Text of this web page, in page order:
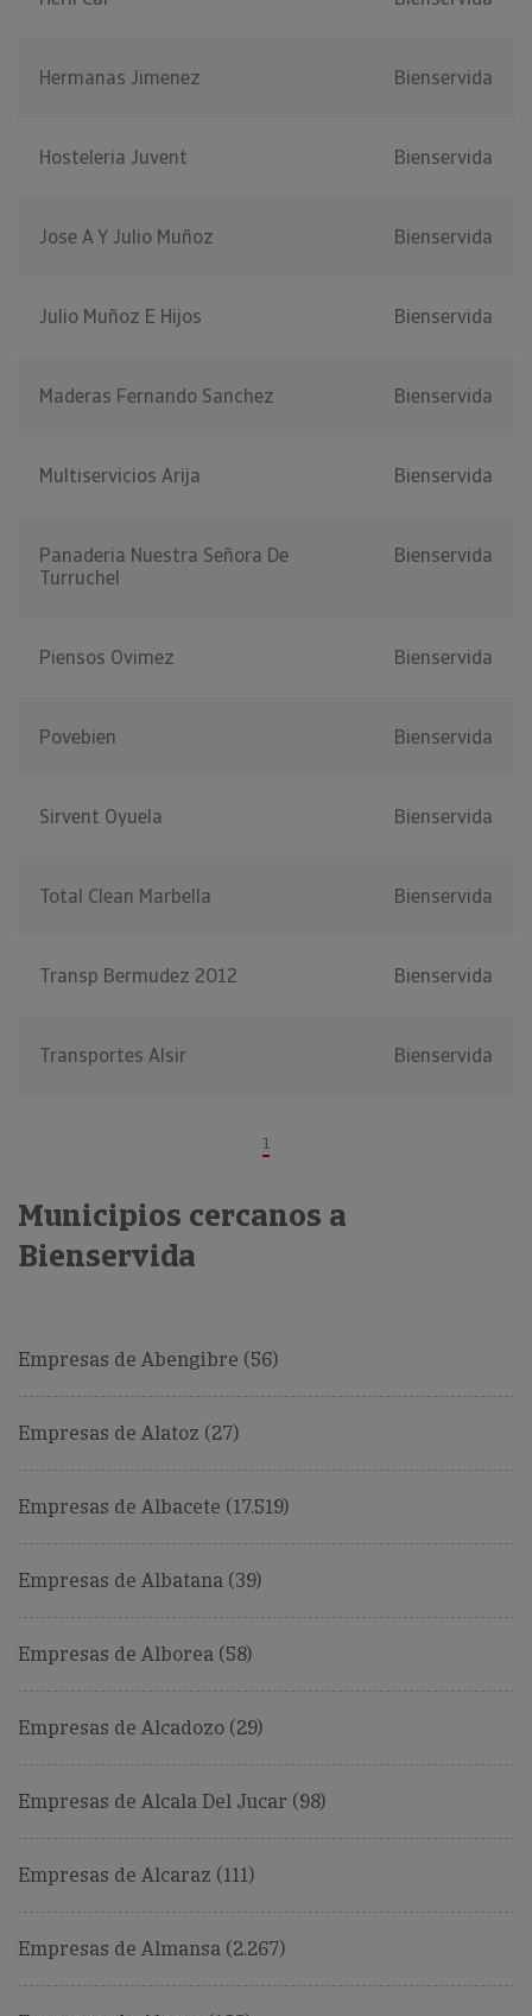
Hermanas Jimenez Bienservida
Hosteleria Juvent Bienservida
Jose A Y Julio Muñoz Bienservida
Julio Muñoz E Hijos Bienservida
Maderas Fernando Sanchez Bienservida
Multiservicios Arija Bienservida
Panaderia Nuestra Señora De
Turruchel
Bienservida
Piensos Ovimez Bienservida
Povebien Bienservida
Sirvent Oyuela Bienservida
Total Clean Marbella Bienservida
Transp Bermudez 2012 Bienservida
Transportes Alsir Bienservida
1
Municipios cercanos a
Bienservida
Empresas de Abengibre (56)
Empresas de Alatoz (27)
Empresas de Albacete (17.519)
Empresas de Albatana (39)
Empresas de Alborea (58)
Empresas de Alcadozo (29)
Empresas de Alcala Del Jucar (98)
Empresas de Alcaraz (111)
Empresas de Almansa (2.267)